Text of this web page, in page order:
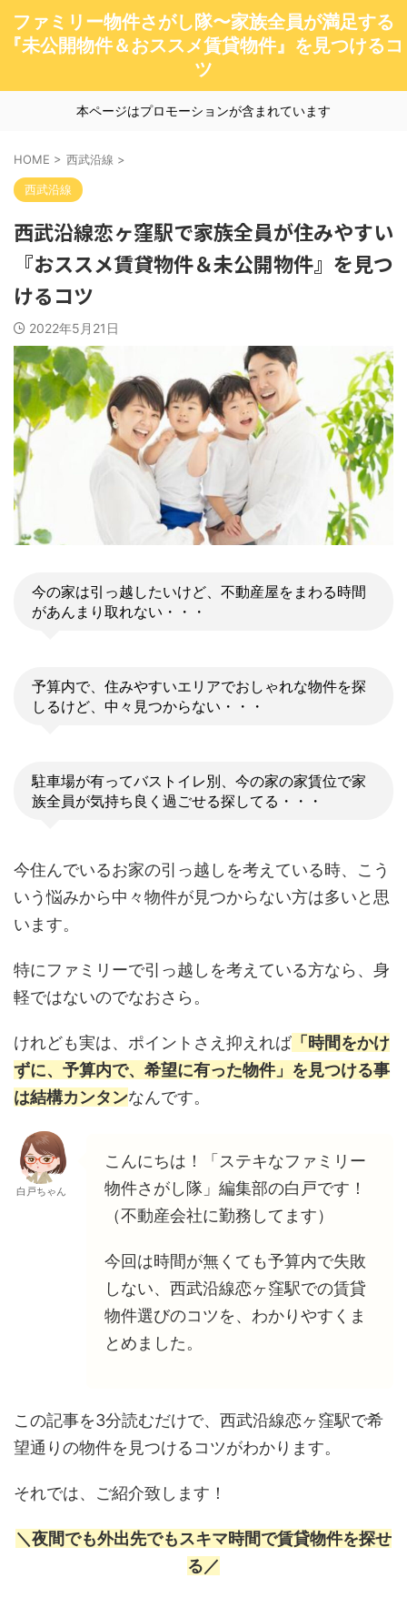
ファミリー物件さがし隊〜家族全員が満足する
『未公開物件＆おススメ賃貸物件』を見つけるコ
ツ
本ページはプロモーションが含まれています
HOME > 西武沿線 >
西武沿線
西武沿線恋ヶ窪駅で家族全員が住みやすい
『おススメ賃貸物件＆未公開物件』を見つ
けるコツ
2022年5月21日
今の家は引っ越したいけど、不動産屋をまわる時間
があんまり取れない・・・
予算内で、住みやすいエリアでおしゃれな物件を探
しるけど、中々見つからない・・・
駐車場が有ってバストイレ別、今の家の家賃位で家
族全員が気持ち良く過ごせる探してる・・・
今住んでいるお家の引っ越しを考えている時、こう
いう悩みから中々物件が見つからない方は多いと思
います。
特にファミリーで引っ越しを考えている方なら、身
軽ではないのでなおさら。
けれども実は、ポイントさえ抑えれば 「時間をかけ
ずに、予算内で、希望に有った物件」を見つける事
は結構カンタンなんです。
白戸ちゃん
こんにちは！「ステキなファミリー
物件さがし隊」編集部の白戸です！
（不動産会社に勤務してます）
今回は時間が無くても予算内で失敗
しない、西武沿線恋ヶ窪駅での賃貸
物件選びのコツを、わかりやすくま
とめました。
この記事を3分読むだけで、西武沿線恋ヶ窪駅で希
望通りの物件を見つけるコツがわかります。
それでは、ご紹介致します！
＼夜間でも外出先でもスキマ時間で賃貸物件を探せ
る／